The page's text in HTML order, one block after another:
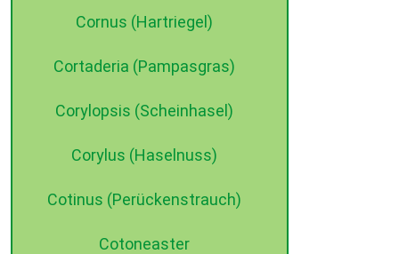
Cornus (Hartriegel)
Cortaderia (Pampasgras)
Corylopsis (Scheinhasel)
Corylus (Haselnuss)
Cotinus (Perückenstrauch)
Cotoneaster